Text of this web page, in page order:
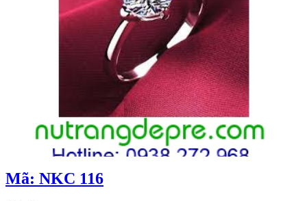
Mã: NKC 116